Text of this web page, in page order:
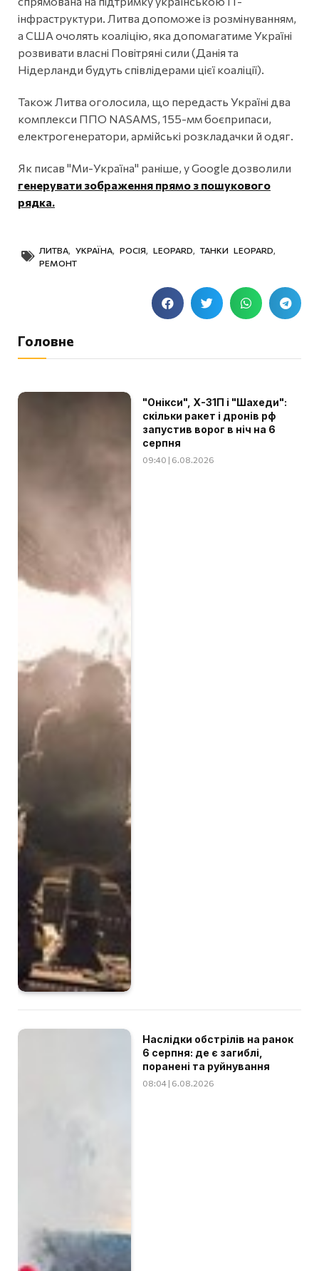
інфраструктури. Литва допоможе із розмінуванням,
а США очолять коаліцію, яка допомагатиме Україні
розвивати власні Повітряні сили (Данія та
Нідерланди будуть співлідерами цієї коаліції).
Також Литва оголосила, що передасть Україні два
комплекси ППО NASAMS, 155-мм боєприпаси,
електрогенератори, армійські розкладачки й одяг.
Як писав "Ми-Україна" раніше, у Google дозволили
генерувати зображення прямо з пошукового
рядка.
ЛИТВА УКРАЇНА РОСІЯ LEOPARD ТАНКИ LEOPARD
РЕМОНТ
Головне
"Онікси", Х-31П і "Шахеди":
скільки ракет і дронів рф
запустив ворог в ніч на 6
серпня
09:40 | 6.08.2026
Наслідки обстрілів на ранок
6 серпня: де є загиблі,
поранені та руйнування
08:04 | 6.08.2026